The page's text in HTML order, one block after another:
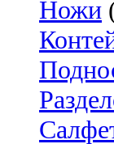
Ножи